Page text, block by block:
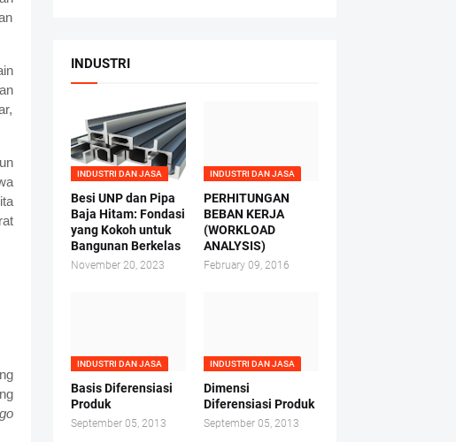
INDUSTRI
INDUSTRI DAN JASA
Besi UNP dan Pipa
Baja Hitam: Fondasi
yang Kokoh untuk
Bangunan Berkelas
November 20, 2023
INDUSTRI DAN JASA
PERHITUNGAN
BEBAN KERJA
(WORKLOAD
ANALYSIS)
February 09, 2016
INDUSTRI DAN JASA
Basis Diferensiasi
Produk
September 05, 2013
INDUSTRI DAN JASA
Dimensi
Diferensiasi Produk
September 05, 2013